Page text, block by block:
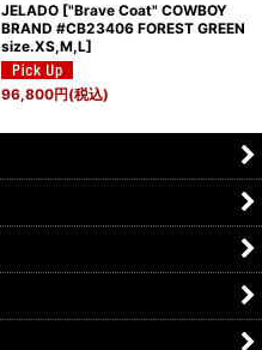
JELADO ["Brave Coat" COWBOY
BRAND #CB23406 FOREST GREEN
size.XS,M,L]
96,800円(税込)